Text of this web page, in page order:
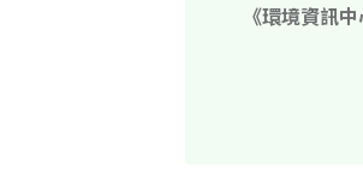
《環境資訊